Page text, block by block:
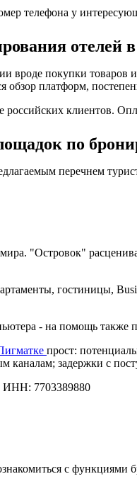
телефона у
отелей
вроде покупки
обзор платформ,
клиентов.
по
перечнем
"Островок"
гостиницы,
- на помощь
прост:
каналам; задержки с
7703389880
с функциями